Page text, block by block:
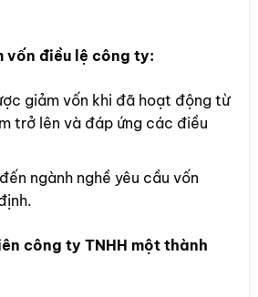
vốn điều lệ công ty:
giảm vốn khi đã hoạt động từ
trở lên và đáp ứng các điều
ngành nghề yêu cầu vốn
công ty TNHH một thành